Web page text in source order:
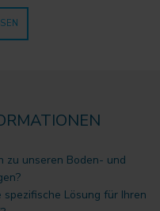
zu unseren Boden- und
Lösung für Ihren